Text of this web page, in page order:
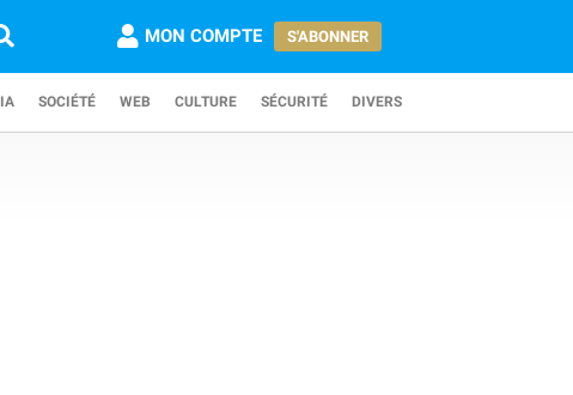
MON COMPTE S'ABONNER
IA SOCIÉTÉ WEB CULTURE SÉCURITÉ DIVERS